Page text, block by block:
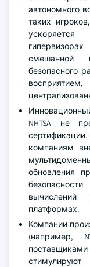
автономного
таких
смешанной
безопасного
NHTSA не
сертификации.
компаниям
обновления
платформах.
Компании-
(например,